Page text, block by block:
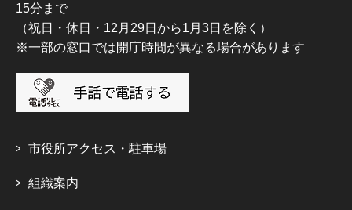
15分まで
（祝日・休日・12月29日から1月3日を除く）
※一部の窓口では開庁時間が異なる場合があります
市役所アクセス・駐車場
組織案内